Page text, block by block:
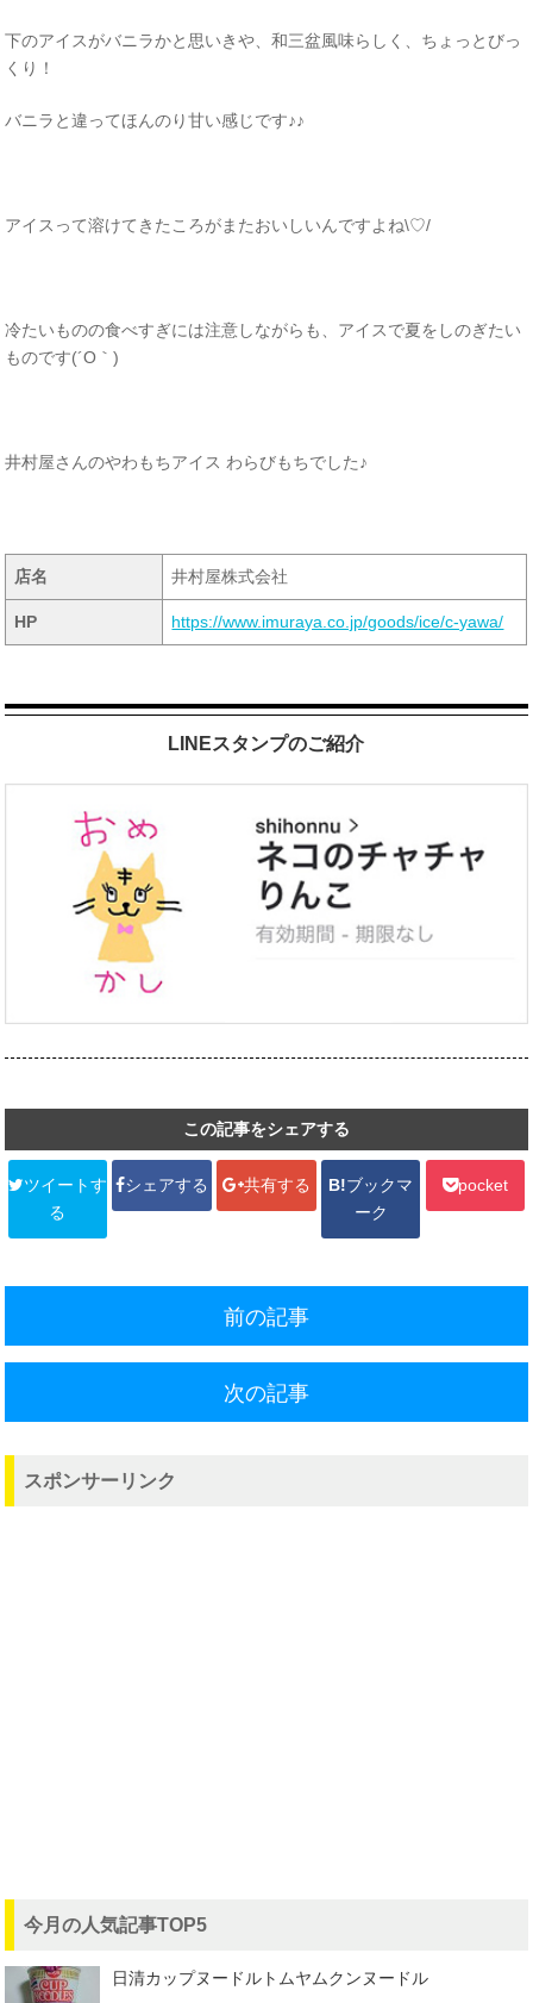
下のアイスがバニラかと思いきや、和三盆風味らしく、ちょっとびっ
くり！
バニラと違ってほんのり甘い感じです♪♪
アイスって溶けてきたころがまたおいしいんですよね\♡/
冷たいものの食べすぎには注意しながらも、アイスで夏をしのぎたい
ものです(´O｀)
井村屋さんのやわもちアイス わらびもちでした♪
店名 井村屋株式会社
HP https://www.imuraya.co.jp/goods/ice/c-yawa/
LINEスタンプのご紹介
この記事をシェアする
ツイートす
る
シェアする 共有する B!ブックマ
ーク
pocket
前の記事
次の記事
スポンサーリンク
今月の人気記事TOP5
日清カップヌードルトムヤムクンヌードル